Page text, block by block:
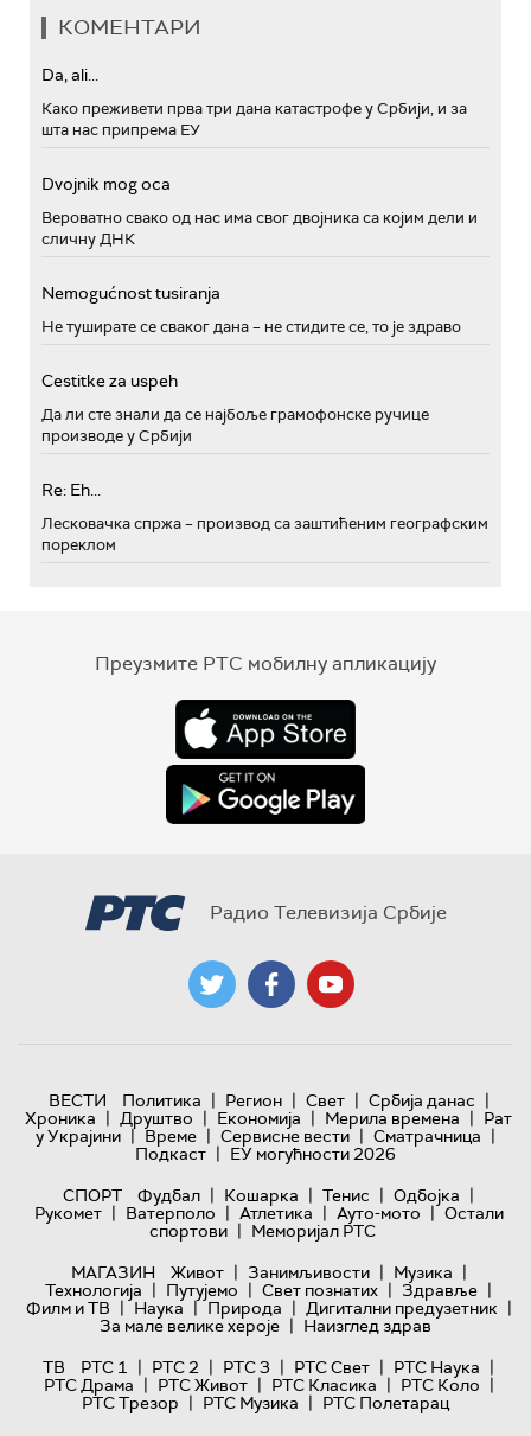
КОМЕНТАРИ
Da, ali...
Како преживети прва три дана катастрофе у Србији, и за
шта нас припрема ЕУ
Dvojnik mog oca
Вероватно свако од нас има свог двојника са којим дели и
сличну ДНК
Nemogućnost tusiranja
Не туширате се сваког дана – не стидите се, то је здраво
Cestitke za uspeh
Да ли сте знали да се најбоље грамофонске ручице
производе у Србији
Re: Eh...
Лесковачка спржа – производ са заштићеним географским
пореклом
Преузмите РТС мобилну апликацију
Радио Телевизија Србије
ВЕСТИ Политика | Регион | Свет | Србија данас |
Хроника | Друштво | Економија | Мерила времена | Рат
у Украјини | Време | Сервисне вести | Сматрачница |
Подкаст | ЕУ могућности 2026
СПОРТ
Фудбал | Кошарка | Тенис | Одбојка |
Рукомет | Ватерполо | Атлетика | Ауто-мото | Остали
спортови | Меморијал РТС
МАГАЗИН
Живот | Занимљивости | Музика |
Технологијa | Путујемо | Свет познатих | Здравље |
Филм и ТВ | Наука | Природа | Дигитални предузетник |
За мале велике хероје | Наизглед здрав
ТВ
РТС 1 | РТС 2 | РТС 3 | РТС Свет | РТС Наука |
РТС Драма | РТС Живот | РТС Класика | РТС Коло |
РТС Трезор | РТС Музика | РТС Полетарац